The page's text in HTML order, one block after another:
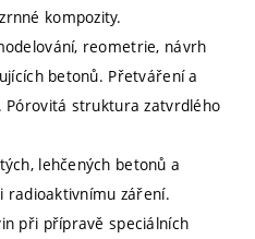
kompozity.
reometrie, návrh
betonů. Přetváření a
struktura zatvrdlého
lehčených betonů a
záření.
při přípravě speciálních